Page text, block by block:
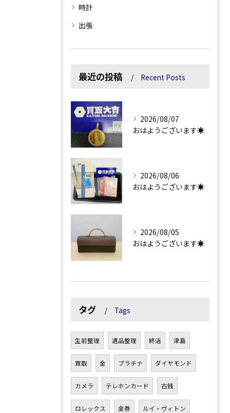
時計
出張
最近の投稿 Recent Posts
2026/08/07
おはようございます☀
2026/08/06
おはようございます☀
2026/08/05
おはようございます☀
タグ Tags
生前整理 遺品整理 終活 津島
買取 金 プラチナ ダイヤモンド
カメラ テレホンカード 古銭
ロレックス 金券 ルイ・ヴィトン